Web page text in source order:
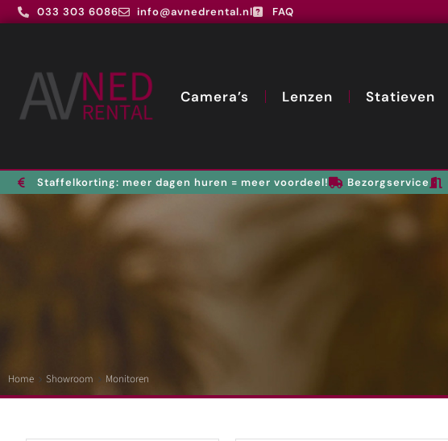
033 303 6086 info@avnedrental.nl FAQ
Camera’s Lenzen Statieven
Staffelkorting: meer dagen huren = meer voordeel! Bezorgservice
Home Showroom Monitoren